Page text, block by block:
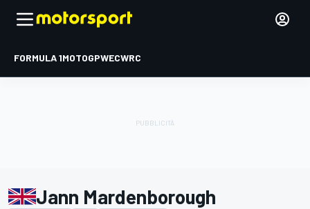
FORMULA 1MOTOGPWECWRC
Jann Mardenborough